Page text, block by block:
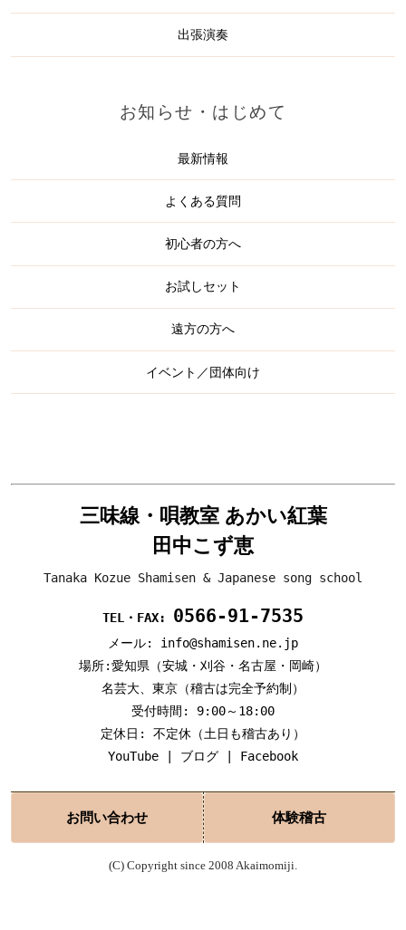
出張演奏
お知らせ・はじめて
最新情報
よくある質問
初心者の方へ
お試しセット
遠方の方へ
イベント／団体向け
三味線・唄教室 あかい紅葉
田中こず恵
Tanaka Kozue Shamisen & Japanese song school
TEL・FAX: 0566-91-7535
メール: info@shamisen.ne.jp
場所:愛知県（安城・刈谷・名古屋・岡崎）
名芸大、東京（稽古は完全予約制）
受付時間: 9:00～18:00
定休日: 不定休（土日も稽古あり）
YouTube
ブログ Facebook
お問い合わせ 体験稽古
(C) Copyright since 2008 Akaimomiji.